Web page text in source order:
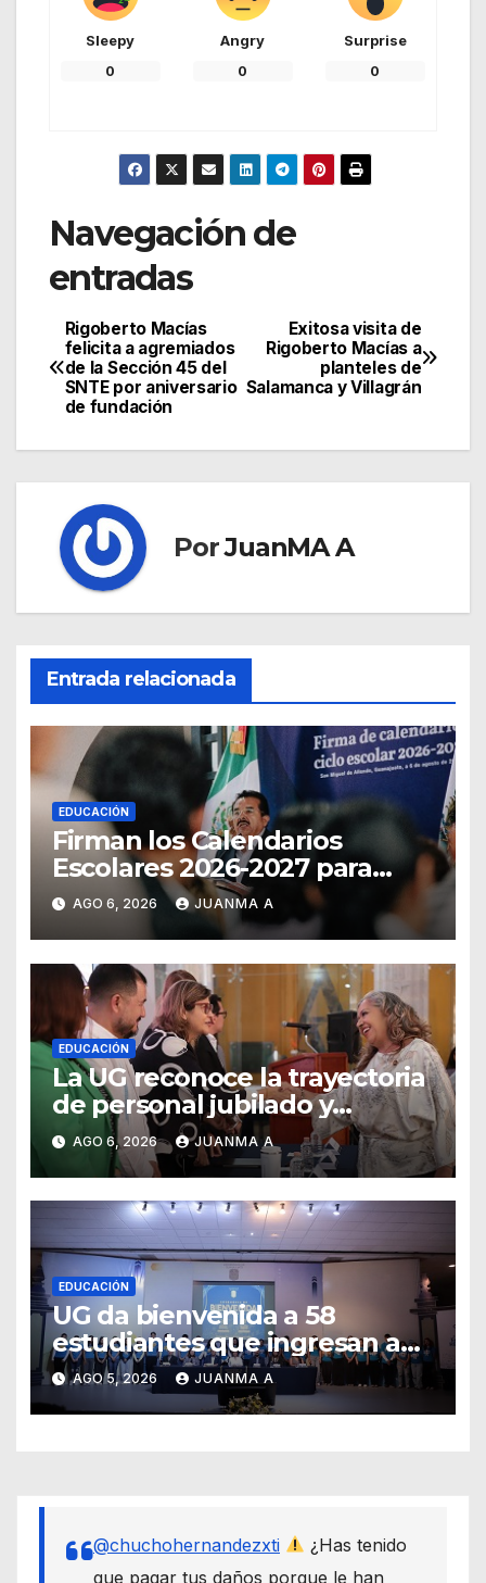
Sleepy
0
Angry
0
Surprise
0
Navegación de
entradas
Exitosa visita de
Rigoberto Macías a
planteles de
Salamanca y Villagrán
Rigoberto Macías
felicita a agremiados
de la Sección 45 del
SNTE por aniversario
de fundación
PorJuanMA A
Entrada relacionada
EDUCACIÓN
Firman los Calendarios
Escolares 2026-2027 para
Guanajuato
AGO 6, 2026 JUANMA A
EDUCACIÓN
La UG reconoce la trayectoria
de personal jubilado y
agradece su legado
AGO 6, 2026 JUANMA A
EDUCACIÓN
UG da bienvenida a 58
estudiantes que ingresan a
través de los programas de
equidad
AGO 5, 2026 JUANMA A
@chuchohernandezxti
¿Has tenido
que pagar tus daños porque le han